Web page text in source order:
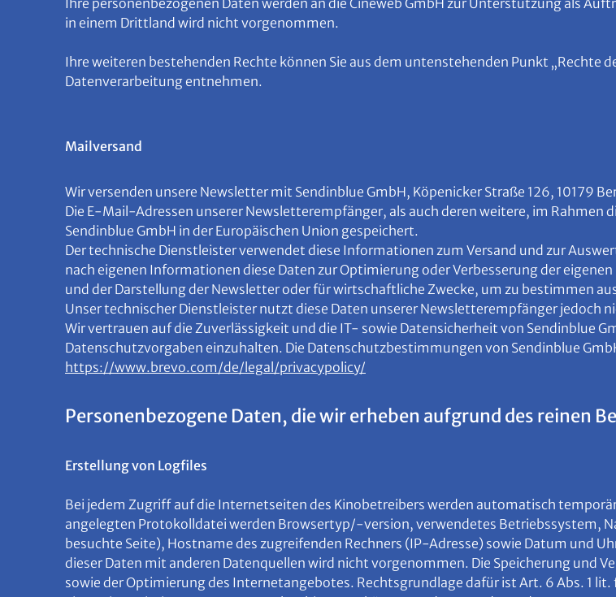
Ihre personenbezogenen Daten werden an die Cineweb GmbH zur Unterstützung als
in einem Drittland wird nicht vorgenommen.
Ihre weiteren bestehenden Rechte können Sie aus dem untenstehenden Punkt „Rechte
Datenverarbeitung entnehmen.
Mailversand
Wir versenden unsere Newsletter mit Sendinblue GmbH, Köpenicker Straße 126, 10179
Die E-Mail-Adressen unserer Newsletterempfänger, als auch deren weitere, im Rahmen
Sendinblue GmbH in der Europäischen Union gespeichert.
Der technische Dienstleister verwendet diese Informationen zum Versand und zur
nach eigenen Informationen diese Daten zur Optimierung oder Verbesserung der
und der Darstellung der Newsletter oder für wirtschaftliche Zwecke, um zu bestimmen
Unser technischer Dienstleister nutzt diese Daten unserer Newsletterempfänger jedoch
Wir vertrauen auf die Zuverlässigkeit und die IT- sowie Datensicherheit von Sendinblue
Datenschutzvorgaben einzuhalten. Die Datenschutzbestimmungen von Sendinblue
https://www.brevo.com/de/legal/privacypolicy/
Personenbezogene Daten, die wir erheben aufgrund des reinen
Erstellung von Logfiles
Bei jedem Zugriff auf die Internetseiten des Kinobetreibers werden automatisch
angelegten Protokolldatei werden Browsertyp/-version, verwendetes Betriebssystem,
besuchte Seite), Hostname des zugreifenden Rechners (IP-Adresse) sowie Datum und
dieser Daten mit anderen Datenquellen wird nicht vorgenommen. Die Speicherung und
sowie der Optimierung des Internetangebotes. Rechtsgrundlage dafür ist Art. 6 Abs. 1